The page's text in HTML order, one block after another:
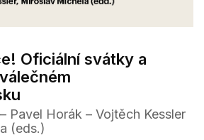
Oficiální svátky a
Pavel Horák – Vojtěch Kessler
(eds.)